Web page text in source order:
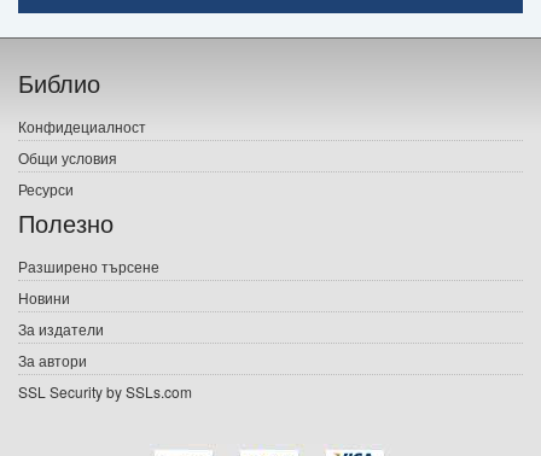
Начало
Печатни книги
Електронни книги
Е-списания
Подаръци
Ваучери
Библио
Конфидециалност
Общи условия
Ресурси
Полезно
Разширено търсене
Новини
За издатели
За автори
SSL Security by SSLs.com